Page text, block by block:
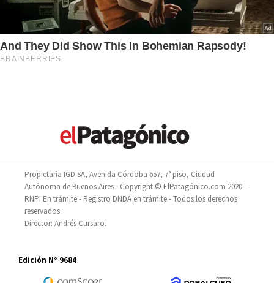
Propietaria IGD SA, Avenida Córdoba 657, 7° piso, Ciudad
Autónoma de Buenos Aires - Copyright © ElPatagónico.com 2020 -
RNPI En trámite - Registro DNDA en trámite - Todos los derechos
reservados.
Director: Andrés Cursaro.
Edición N° 9684